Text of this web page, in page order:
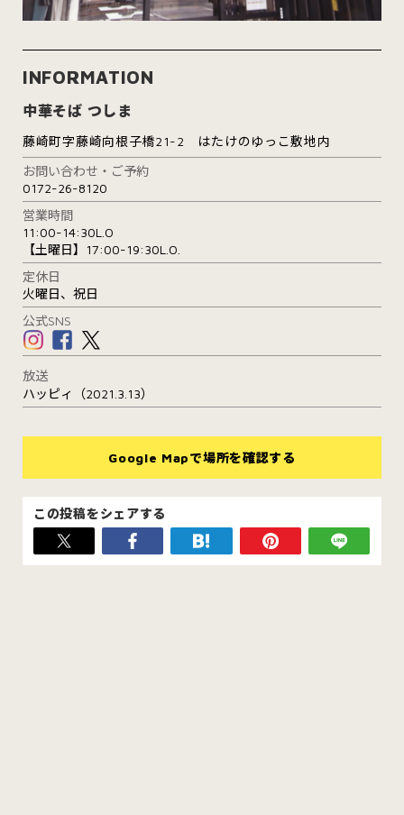
INFORMATION
中華そば つしま
藤崎町字藤崎向根子橋21-2 はたけのゆっこ敷地内
お問い合わせ・ご予約
0172-26-8120
営業時間
11:00-14:30L.O
【土曜日】17:00-19:30L.O.
定休日
火曜日、祝日
公式SNS
放送
ハッピィ（2021.3.13）
Google Mapで場所を確認する
この投稿をシェアする